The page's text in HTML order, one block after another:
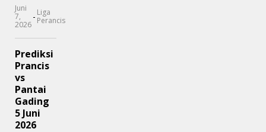
Juni
7,
2026
- Liga
Perancis
Prediksi
Prancis
vs
Pantai
Gading
5 Juni
2026